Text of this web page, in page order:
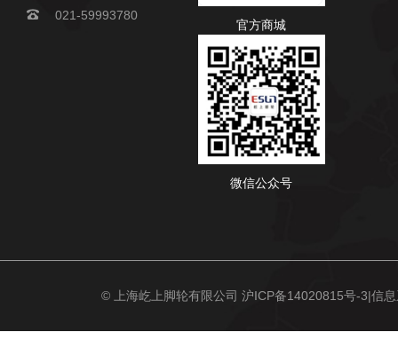
021-59993780
官方商城
微信公众号
© 上海屹上脚轮有限公司 沪ICP备14020815号-3|信